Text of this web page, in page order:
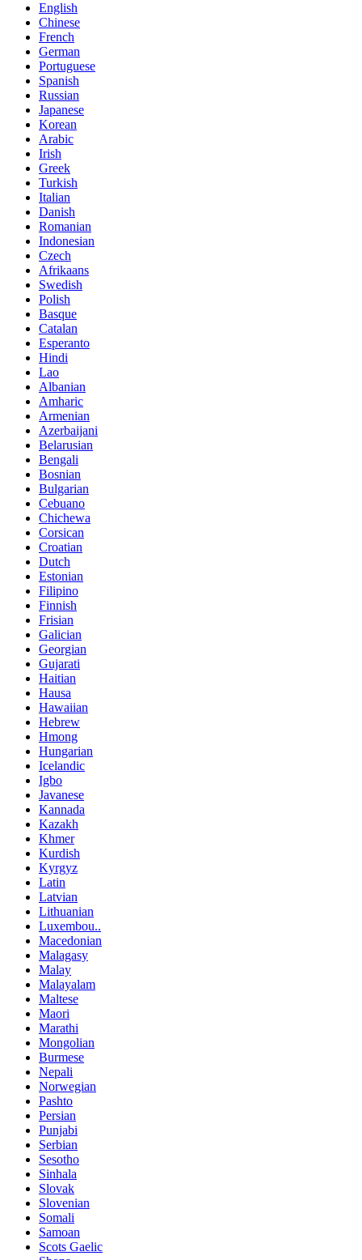
English
Chinese
French
German
Portuguese
Spanish
Russian
Japanese
Korean
Arabic
Irish
Greek
Turkish
Italian
Danish
Romanian
Indonesian
Czech
Afrikaans
Swedish
Polish
Basque
Catalan
Esperanto
Hindi
Lao
Albanian
Amharic
Armenian
Azerbaijani
Belarusian
Bengali
Bosnian
Bulgarian
Cebuano
Chichewa
Corsican
Croatian
Dutch
Estonian
Filipino
Finnish
Frisian
Galician
Georgian
Gujarati
Haitian
Hausa
Hawaiian
Hebrew
Hmong
Hungarian
Icelandic
Igbo
Javanese
Kannada
Kazakh
Khmer
Kurdish
Kyrgyz
Latin
Latvian
Lithuanian
Luxembou..
Macedonian
Malagasy
Malay
Malayalam
Maltese
Maori
Marathi
Mongolian
Burmese
Nepali
Norwegian
Pashto
Persian
Punjabi
Serbian
Sesotho
Sinhala
Slovak
Slovenian
Somali
Samoan
Scots Gaelic